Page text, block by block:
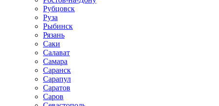
Рубцовск
Руза
Рыбинск
Рязань
Саки
Салават
Самара
Саранск
Сарапул
Саратов
Саров